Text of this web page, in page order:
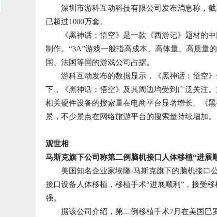
深圳市游科互动科技有限公司发布消息称，截
已超过1000万套。
《黑神话：悟空》是一款《西游记》题材的中
制作。“3A”游戏一般指高成本、高体量、高质量
国、法国等国的游戏公司占据。
游科互动发布的数据显示，《黑神话：悟空》
下，《黑神话：悟空》及其周边均受到广泛关注
相关硬件设备的搜索量在电商平台显著增长。《
景，不少景点在网络旅游平台的搜索量持续增加。
观世相
马斯克旗下公司称第二例脑机接口人体移植“进展
美国知名企业家埃隆·马斯克旗下的脑机接口
接口设备人体移植，移植手术“进展顺利”，接受
强。
据该公司介绍，第二例移植手术7月在美国巴